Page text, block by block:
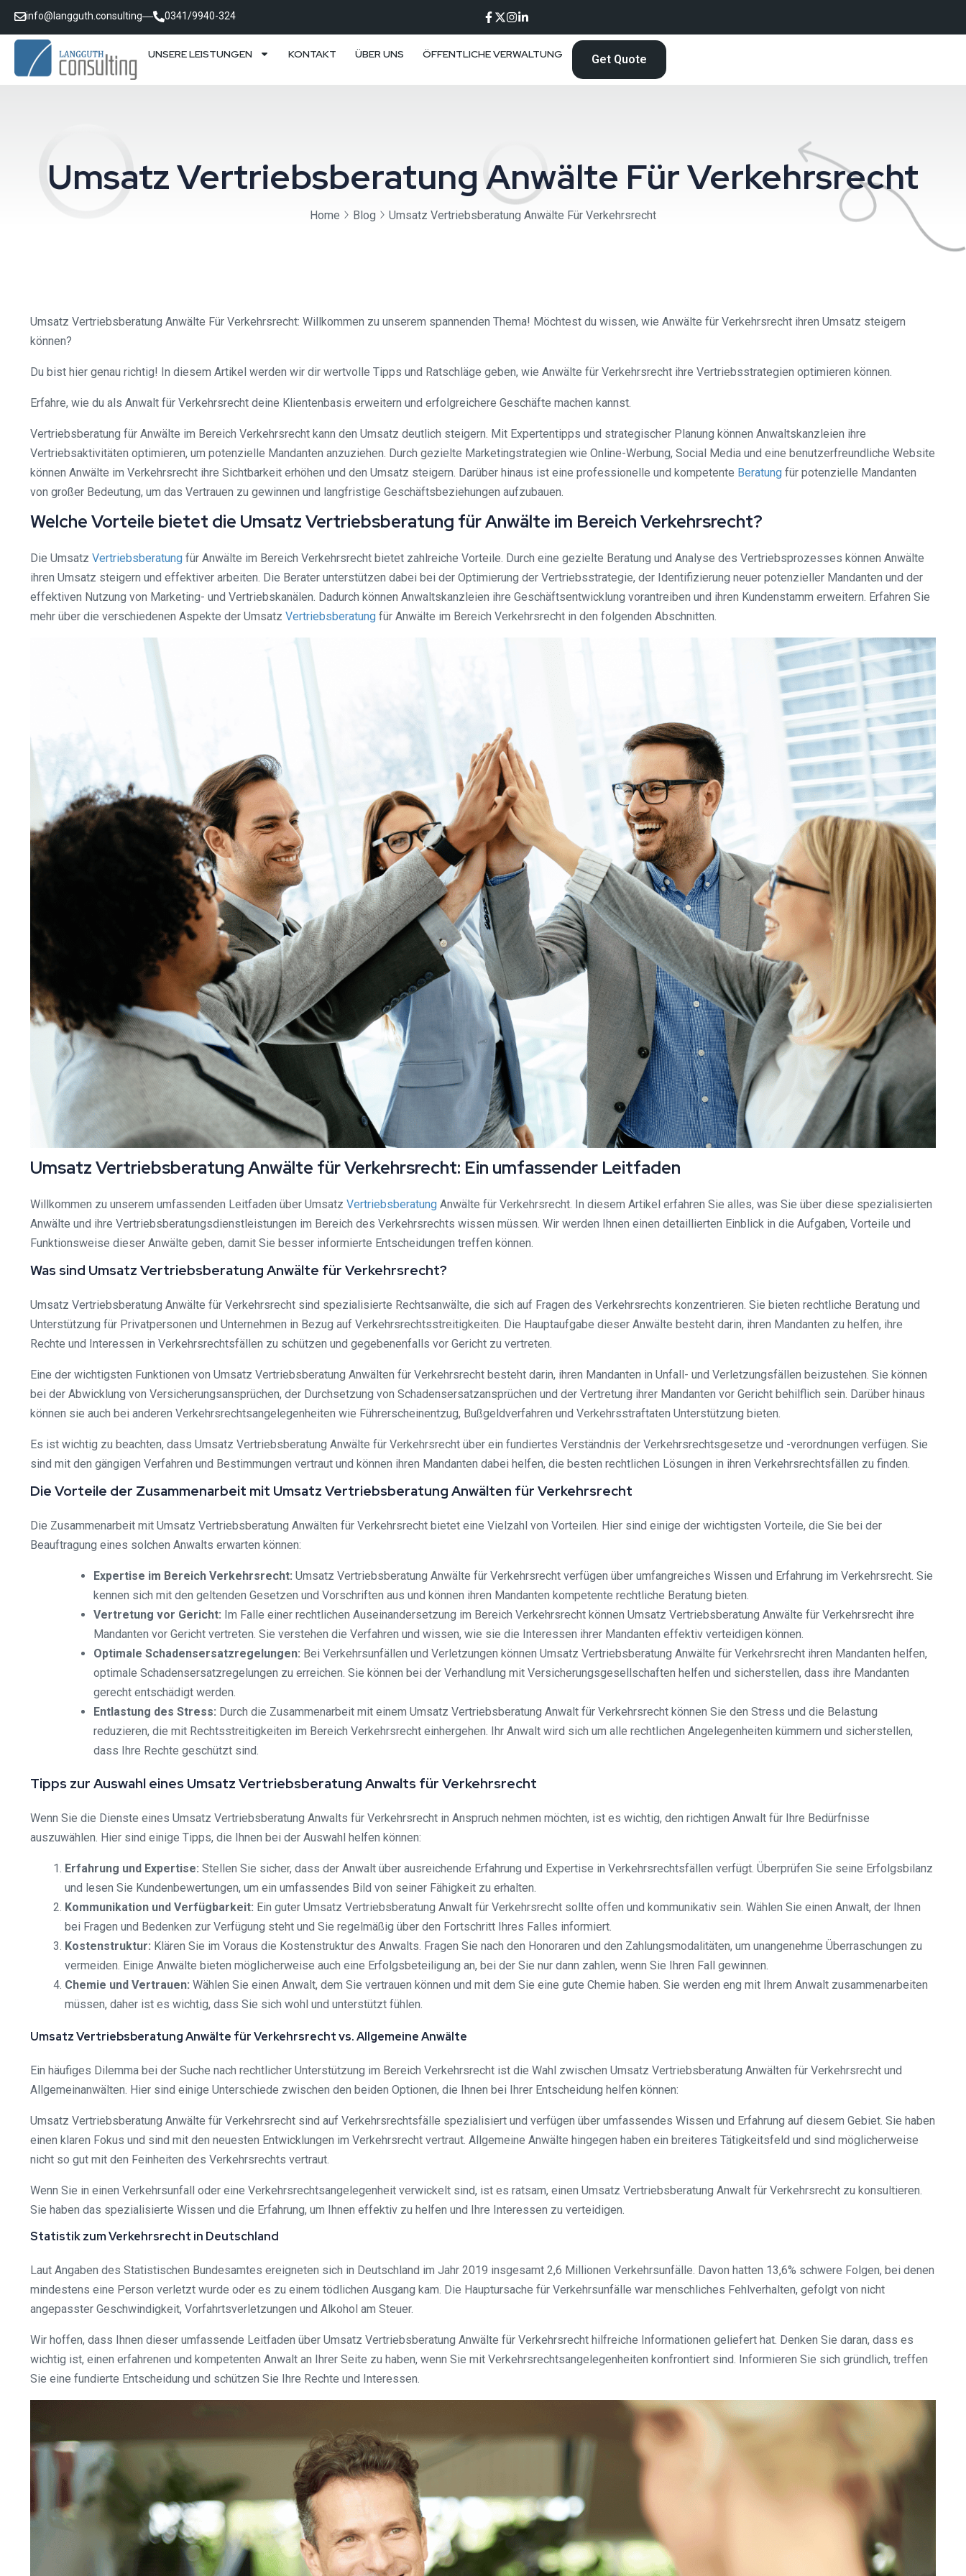
info@langguth.consulting 0341/9940-324
UNSERE LEISTUNGEN KONTAKT ÜBER UNS ÖFFENTLICHE VERWALTUNG Get Quote
Umsatz Vertriebsberatung Anwälte Für Verkehrsrecht
Home Blog Umsatz Vertriebsberatung Anwälte Für Verkehrsrecht
Umsatz Vertriebsberatung Anwälte Für Verkehrsrecht: Willkommen zu unserem spannenden Thema! Möchtest du wissen, wie Anwälte für Verkehrsrecht ihren Umsatz steigern
können?
Du bist hier genau richtig! In diesem Artikel werden wir dir wertvolle Tipps und Ratschläge geben, wie Anwälte für Verkehrsrecht ihre Vertriebsstrategien optimieren können.
Erfahre, wie du als Anwalt für Verkehrsrecht deine Klientenbasis erweitern und erfolgreichere Geschäfte machen kannst.
Vertriebsberatung für Anwälte im Bereich Verkehrsrecht kann den Umsatz deutlich steigern. Mit Expertentipps und strategischer Planung können Anwaltskanzleien ihre
Vertriebsaktivitäten optimieren, um potenzielle Mandanten anzuziehen. Durch gezielte Marketingstrategien wie Online-Werbung, Social Media und eine benutzerfreundliche Website
können Anwälte im Verkehrsrecht ihre Sichtbarkeit erhöhen und den Umsatz steigern. Darüber hinaus ist eine professionelle und kompetente Beratung für potenzielle Mandanten
von großer Bedeutung, um das Vertrauen zu gewinnen und langfristige Geschäftsbeziehungen aufzubauen.
Welche Vorteile bietet die Umsatz Vertriebsberatung für Anwälte im Bereich Verkehrsrecht?
Die Umsatz Vertriebsberatung für Anwälte im Bereich Verkehrsrecht bietet zahlreiche Vorteile. Durch eine gezielte Beratung und Analyse des Vertriebsprozesses können Anwälte
ihren Umsatz steigern und effektiver arbeiten. Die Berater unterstützen dabei bei der Optimierung der Vertriebsstrategie, der Identifizierung neuer potenzieller Mandanten und der
effektiven Nutzung von Marketing- und Vertriebskanälen. Dadurch können Anwaltskanzleien ihre Geschäftsentwicklung vorantreiben und ihren Kundenstamm erweitern. Erfahren Sie
mehr über die verschiedenen Aspekte der Umsatz Vertriebsberatung für Anwälte im Bereich Verkehrsrecht in den folgenden Abschnitten.
Umsatz Vertriebsberatung Anwälte für Verkehrsrecht: Ein umfassender Leitfaden
Willkommen zu unserem umfassenden Leitfaden über Umsatz Vertriebsberatung Anwälte für Verkehrsrecht. In diesem Artikel erfahren Sie alles, was Sie über diese spezialisierten
Anwälte und ihre Vertriebsberatungsdienstleistungen im Bereich des Verkehrsrechts wissen müssen. Wir werden Ihnen einen detaillierten Einblick in die Aufgaben, Vorteile und
Funktionsweise dieser Anwälte geben, damit Sie besser informierte Entscheidungen treffen können.
Was sind Umsatz Vertriebsberatung Anwälte für Verkehrsrecht?
Umsatz Vertriebsberatung Anwälte für Verkehrsrecht sind spezialisierte Rechtsanwälte, die sich auf Fragen des Verkehrsrechts konzentrieren. Sie bieten rechtliche Beratung und
Unterstützung für Privatpersonen und Unternehmen in Bezug auf Verkehrsrechtsstreitigkeiten. Die Hauptaufgabe dieser Anwälte besteht darin, ihren Mandanten zu helfen, ihre
Rechte und Interessen in Verkehrsrechtsfällen zu schützen und gegebenenfalls vor Gericht zu vertreten.
Eine der wichtigsten Funktionen von Umsatz Vertriebsberatung Anwälten für Verkehrsrecht besteht darin, ihren Mandanten in Unfall- und Verletzungsfällen beizustehen. Sie können
bei der Abwicklung von Versicherungsansprüchen, der Durchsetzung von Schadensersatzansprüchen und der Vertretung ihrer Mandanten vor Gericht behilflich sein. Darüber hinaus
können sie auch bei anderen Verkehrsrechtsangelegenheiten wie Führerscheinentzug, Bußgeldverfahren und Verkehrsstraftaten Unterstützung bieten.
Es ist wichtig zu beachten, dass Umsatz Vertriebsberatung Anwälte für Verkehrsrecht über ein fundiertes Verständnis der Verkehrsrechtsgesetze und -verordnungen verfügen. Sie
sind mit den gängigen Verfahren und Bestimmungen vertraut und können ihren Mandanten dabei helfen, die besten rechtlichen Lösungen in ihren Verkehrsrechtsfällen zu finden.
Die Vorteile der Zusammenarbeit mit Umsatz Vertriebsberatung Anwälten für Verkehrsrecht
Die Zusammenarbeit mit Umsatz Vertriebsberatung Anwälten für Verkehrsrecht bietet eine Vielzahl von Vorteilen. Hier sind einige der wichtigsten Vorteile, die Sie bei der
Beauftragung eines solchen Anwalts erwarten können:
Expertise im Bereich Verkehrsrecht: Umsatz Vertriebsberatung Anwälte für Verkehrsrecht verfügen über umfangreiches Wissen und Erfahrung im Verkehrsrecht. Sie
kennen sich mit den geltenden Gesetzen und Vorschriften aus und können ihren Mandanten kompetente rechtliche Beratung bieten.
Vertretung vor Gericht: Im Falle einer rechtlichen Auseinandersetzung im Bereich Verkehrsrecht können Umsatz Vertriebsberatung Anwälte für Verkehrsrecht ihre
Mandanten vor Gericht vertreten. Sie verstehen die Verfahren und wissen, wie sie die Interessen ihrer Mandanten effektiv verteidigen können.
Optimale Schadensersatzregelungen: Bei Verkehrsunfällen und Verletzungen können Umsatz Vertriebsberatung Anwälte für Verkehrsrecht ihren Mandanten helfen,
optimale Schadensersatzregelungen zu erreichen. Sie können bei der Verhandlung mit Versicherungsgesellschaften helfen und sicherstellen, dass ihre Mandanten
gerecht entschädigt werden.
Entlastung des Stress: Durch die Zusammenarbeit mit einem Umsatz Vertriebsberatung Anwalt für Verkehrsrecht können Sie den Stress und die Belastung
reduzieren, die mit Rechtsstreitigkeiten im Bereich Verkehrsrecht einhergehen. Ihr Anwalt wird sich um alle rechtlichen Angelegenheiten kümmern und sicherstellen,
dass Ihre Rechte geschützt sind.
Tipps zur Auswahl eines Umsatz Vertriebsberatung Anwalts für Verkehrsrecht
Wenn Sie die Dienste eines Umsatz Vertriebsberatung Anwalts für Verkehrsrecht in Anspruch nehmen möchten, ist es wichtig, den richtigen Anwalt für Ihre Bedürfnisse
auszuwählen. Hier sind einige Tipps, die Ihnen bei der Auswahl helfen können:
Erfahrung und Expertise: Stellen Sie sicher, dass der Anwalt über ausreichende Erfahrung und Expertise in Verkehrsrechtsfällen verfügt. Überprüfen Sie seine Erfolgsbilanz
und lesen Sie Kundenbewertungen, um ein umfassendes Bild von seiner Fähigkeit zu erhalten.
Kommunikation und Verfügbarkeit: Ein guter Umsatz Vertriebsberatung Anwalt für Verkehrsrecht sollte offen und kommunikativ sein. Wählen Sie einen Anwalt, der Ihnen
bei Fragen und Bedenken zur Verfügung steht und Sie regelmäßig über den Fortschritt Ihres Falles informiert.
Kostenstruktur: Klären Sie im Voraus die Kostenstruktur des Anwalts. Fragen Sie nach den Honoraren und den Zahlungsmodalitäten, um unangenehme Überraschungen zu
vermeiden. Einige Anwälte bieten möglicherweise auch eine Erfolgsbeteiligung an, bei der Sie nur dann zahlen, wenn Sie Ihren Fall gewinnen.
Chemie und Vertrauen: Wählen Sie einen Anwalt, dem Sie vertrauen können und mit dem Sie eine gute Chemie haben. Sie werden eng mit Ihrem Anwalt zusammenarbeiten
müssen, daher ist es wichtig, dass Sie sich wohl und unterstützt fühlen.
Umsatz Vertriebsberatung Anwälte für Verkehrsrecht vs. Allgemeine Anwälte
Ein häufiges Dilemma bei der Suche nach rechtlicher Unterstützung im Bereich Verkehrsrecht ist die Wahl zwischen Umsatz Vertriebsberatung Anwälten für Verkehrsrecht und
Allgemeinanwälten. Hier sind einige Unterschiede zwischen den beiden Optionen, die Ihnen bei Ihrer Entscheidung helfen können:
Umsatz Vertriebsberatung Anwälte für Verkehrsrecht sind auf Verkehrsrechtsfälle spezialisiert und verfügen über umfassendes Wissen und Erfahrung auf diesem Gebiet. Sie haben
einen klaren Fokus und sind mit den neuesten Entwicklungen im Verkehrsrecht vertraut. Allgemeine Anwälte hingegen haben ein breiteres Tätigkeitsfeld und sind möglicherweise
nicht so gut mit den Feinheiten des Verkehrsrechts vertraut.
Wenn Sie in einen Verkehrsunfall oder eine Verkehrsrechtsangelegenheit verwickelt sind, ist es ratsam, einen Umsatz Vertriebsberatung Anwalt für Verkehrsrecht zu konsultieren.
Sie haben das spezialisierte Wissen und die Erfahrung, um Ihnen effektiv zu helfen und Ihre Interessen zu verteidigen.
Statistik zum Verkehrsrecht in Deutschland
Laut Angaben des Statistischen Bundesamtes ereigneten sich in Deutschland im Jahr 2019 insgesamt 2,6 Millionen Verkehrsunfälle. Davon hatten 13,6% schwere Folgen, bei denen
mindestens eine Person verletzt wurde oder es zu einem tödlichen Ausgang kam. Die Hauptursache für Verkehrsunfälle war menschliches Fehlverhalten, gefolgt von nicht
angepasster Geschwindigkeit, Vorfahrtsverletzungen und Alkohol am Steuer.
Wir hoffen, dass Ihnen dieser umfassende Leitfaden über Umsatz Vertriebsberatung Anwälte für Verkehrsrecht hilfreiche Informationen geliefert hat. Denken Sie daran, dass es
wichtig ist, einen erfahrenen und kompetenten Anwalt an Ihrer Seite zu haben, wenn Sie mit Verkehrsrechtsangelegenheiten konfrontiert sind. Informieren Sie sich gründlich, treffen
Sie eine fundierte Entscheidung und schützen Sie Ihre Rechte und Interessen.